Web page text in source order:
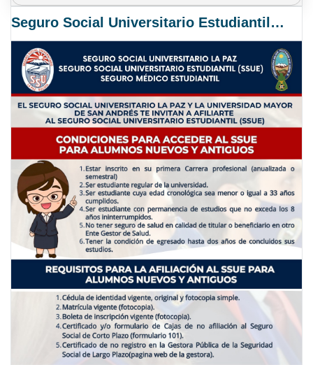
Seguro Social Universitario Estudiantil SSUE